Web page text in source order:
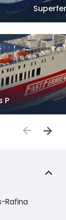
P
Rafina